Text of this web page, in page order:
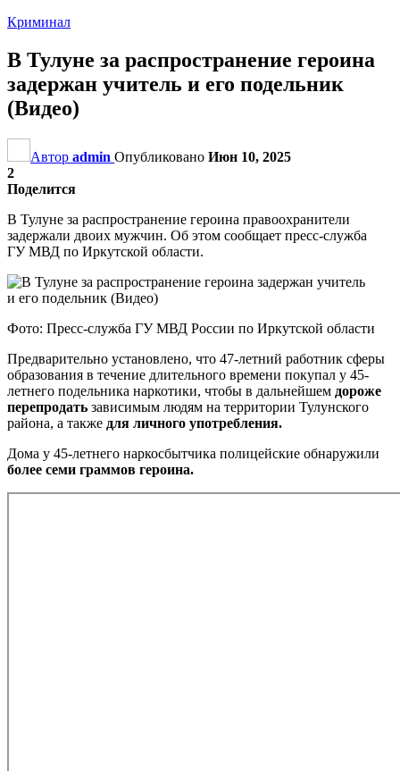
Криминал
В Тулуне за распространение героина
задержан учитель и его подельник
(Видео)
Автор admin Опубликовано Июн 10, 2025
2
Поделится
В Тулуне за распространение героина правоохранители
задержали двоих мужчин. Об этом сообщает пресс-служба
ГУ МВД по Иркутской области.
Фото: Пресс-служба ГУ МВД России по Иркутской области
Предварительно установлено, что 47-летний работник сферы
образования в течение длительного времени покупал у 45-
летнего подельника наркотики, чтобы в дальнейшем дороже
перепродать зависимым людям на территории Тулунского
района, а также для личного употребления.
Дома у 45-летнего наркосбытчика полицейские обнаружили
более семи граммов героина.